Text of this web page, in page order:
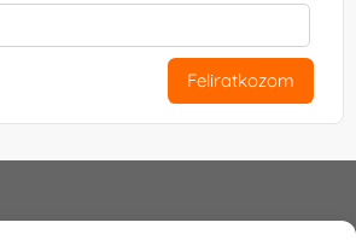
Feliratkozom